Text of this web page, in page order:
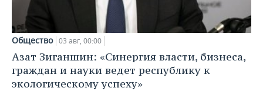
Общество 03 авг, 00:00
Азат Зиганшин: «Синергия власти, бизнеса,
граждан и науки ведет республику к
экологическому успеху»